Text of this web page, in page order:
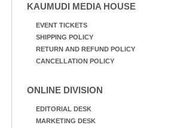
KAUMUDI MEDIA HOUSE
EVENT TICKETS
SHIPPING POLICY
RETURN AND REFUND POLICY
CANCELLATION POLICY
ONLINE DIVISION
EDITORIAL DESK
MARKETING DESK